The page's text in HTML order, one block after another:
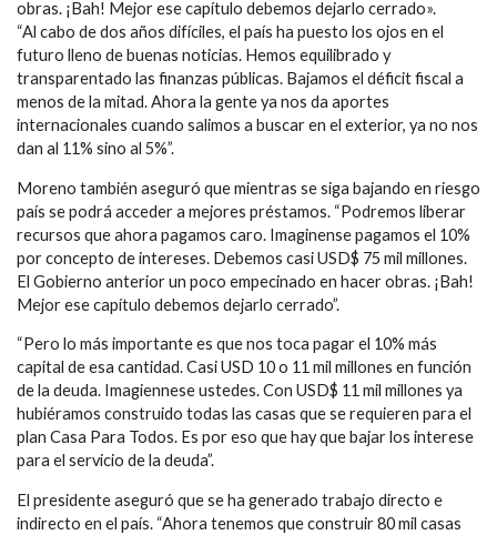
obras. ¡Bah! Mejor ese capítulo debemos dejarlo cerrado».
“Al cabo de dos años difíciles, el país ha puesto los ojos en el
futuro lleno de buenas noticias. Hemos equilibrado y
transparentado las finanzas públicas. Bajamos el déficit fiscal a
menos de la mitad. Ahora la gente ya nos da aportes
internacionales cuando salimos a buscar en el exterior, ya no nos
dan al 11% sino al 5%”.
Moreno también aseguró que mientras se siga bajando en riesgo
país se podrá acceder a mejores préstamos. “Podremos liberar
recursos que ahora pagamos caro. Imaginense pagamos el 10%
por concepto de intereses. Debemos casi USD$ 75 mil millones.
El Gobierno anterior un poco empecinado en hacer obras. ¡Bah!
Mejor ese capítulo debemos dejarlo cerrado”.
“Pero lo más importante es que nos toca pagar el 10% más
capital de esa cantidad. Casi USD 10 o 11 mil millones en función
de la deuda. Imagiennese ustedes. Con USD$ 11 mil millones ya
hubiéramos construido todas las casas que se requieren para el
plan Casa Para Todos. Es por eso que hay que bajar los interese
para el servicio de la deuda”.
El presidente aseguró que se ha generado trabajo directo e
indirecto en el país. “Ahora tenemos que construir 80 mil casas